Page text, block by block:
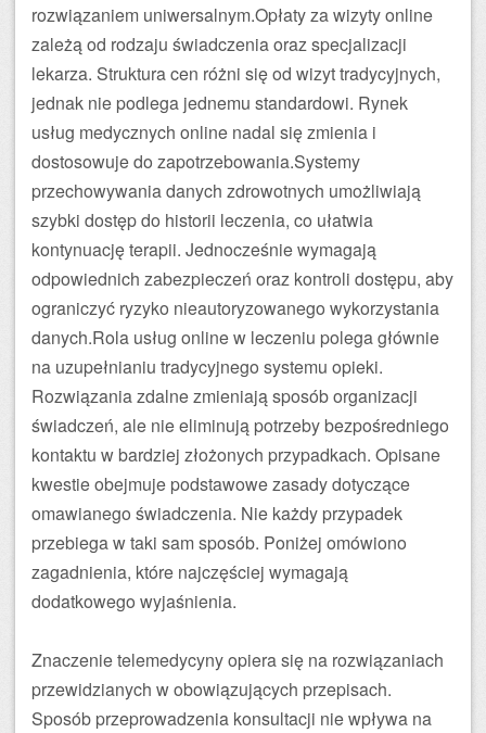
rozwiązaniem uniwersalnym.Opłaty za wizyty online
zależą od rodzaju świadczenia oraz specjalizacji
lekarza. Struktura cen różni się od wizyt tradycyjnych,
jednak nie podlega jednemu standardowi. Rynek
usług medycznych online nadal się zmienia i
dostosowuje do zapotrzebowania.Systemy
przechowywania danych zdrowotnych umożliwiają
szybki dostęp do historii leczenia, co ułatwia
kontynuację terapii. Jednocześnie wymagają
odpowiednich zabezpieczeń oraz kontroli dostępu, aby
ograniczyć ryzyko nieautoryzowanego wykorzystania
danych.Rola usług online w leczeniu polega głównie
na uzupełnianiu tradycyjnego systemu opieki.
Rozwiązania zdalne zmieniają sposób organizacji
świadczeń, ale nie eliminują potrzeby bezpośredniego
kontaktu w bardziej złożonych przypadkach. Opisane
kwestie obejmuje podstawowe zasady dotyczące
omawianego świadczenia. Nie każdy przypadek
przebiega w taki sam sposób. Poniżej omówiono
zagadnienia, które najczęściej wymagają
dodatkowego wyjaśnienia.
Znaczenie telemedycyny opiera się na rozwiązaniach
przewidzianych w obowiązujących przepisach.
Sposób przeprowadzenia konsultacji nie wpływa na